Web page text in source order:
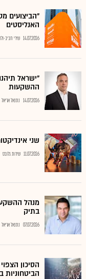
"הביצועים
האנליסטים
14.07.2026 שירי חביב-
"ישראל
ההשקעות
14.07.2026 נתנאל אריאל
שני
11.07.2026 שירות גלובס
מנהל
בתיק
07.07.2026 נתנאל אריאל
הסיכון
הביטחוניות